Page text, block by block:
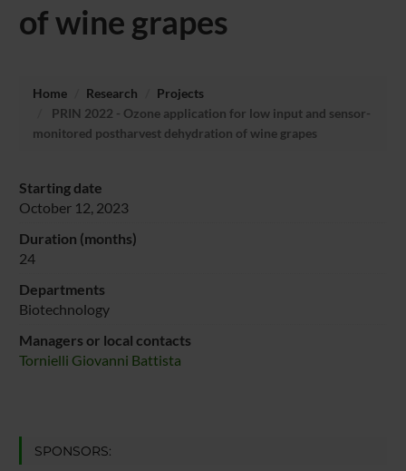
of wine grapes
Home Research
Projects
PRIN 2022 - Ozone application for low input and sensor-
monitored postharvest dehydration of wine grapes
Starting date
October 12, 2023
Duration (months)
24
Departments
Biotechnology
Managers or local contacts
Tornielli Giovanni Battista
SPONSORS: